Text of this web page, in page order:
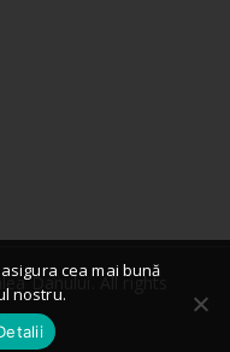
Danului. All rights
cea mai bună
nostru.